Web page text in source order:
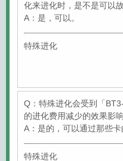
化来进化时，是不是可以
A：是，可以。
特殊进化
Q：特殊进化会受到「
的进化费用减少的效果影
A：是的，可以通过那些卡
特殊进化